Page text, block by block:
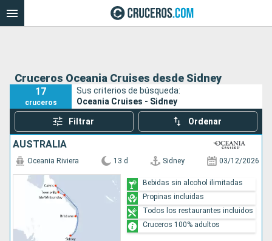
Cruceros Oceania Cruises desde Sidney
17
cruceros
Sus criterios de búsqueda:
Oceania Cruises - Sidney
Filtrar Ordenar
AUSTRALIA
Oceania Riviera 13 d Sidney 03/12/2026
Bebidas sin alcohol ilimitadas
Propinas incluidas
Todos los restaurantes incluidos
Cruceros 100% adultos